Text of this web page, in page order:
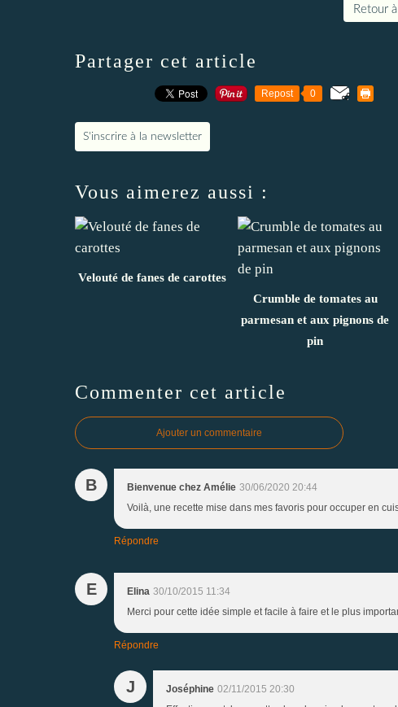
Retour
Partager cet article
Repost 0
S'inscrire à la newsletter
Vous aimerez aussi :
Velouté de fanes de carottes
Crumble de tomates au
parmesan et aux pignons de
pin
Commenter cet article
Ajouter un commentaire
B Bienvenue chez Amélie 30/06/2020 20:44
Voilà, une recette mise dans mes favoris pour occuper en
Répondre
E Elina 30/10/2015 11:34
Merci pour cette idée simple et facile à faire et le plus
Répondre
J Joséphine 02/11/2015 20:30